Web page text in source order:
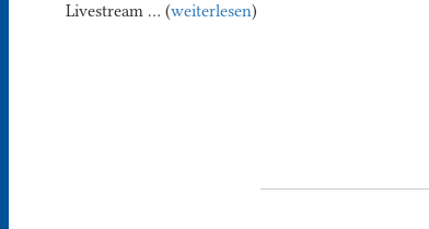
Livestream … (weiterlesen)